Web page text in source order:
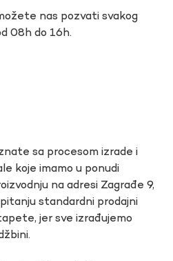
nas pozvati svakog
08h do 16h.
sa procesom izrade i
koje imamo u ponudi
na adresi Zagrađe 9,
standardni prodajni
jer sve izrađujemo